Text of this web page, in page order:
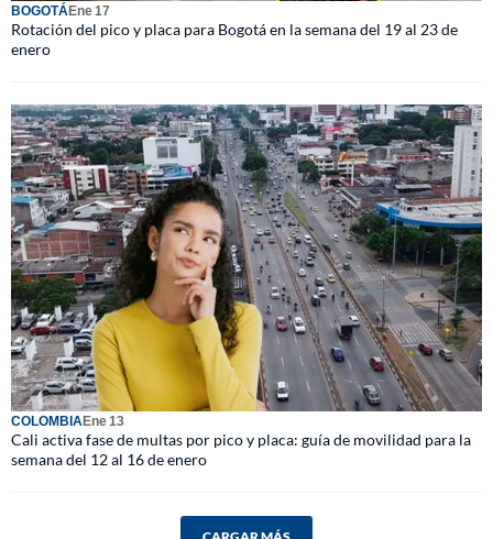
BOGOTÁEne 17
Rotación del pico y placa para Bogotá en la semana del 19 al 23 de
enero
COLOMBIAEne 13
Cali activa fase de multas por pico y placa: guía de movilidad para la
semana del 12 al 16 de enero